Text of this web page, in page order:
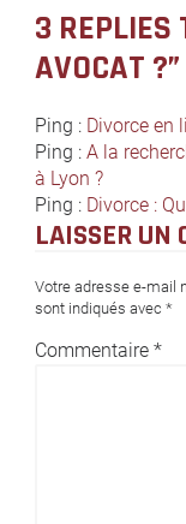
3 REPLIES
AVOCAT ?”
Ping : Divorce en
Ping : A la
à Lyon ?
Ping : Divorce :
LAISSER UN
Votre adresse e-mail
sont indiqués avec *
Commentaire *